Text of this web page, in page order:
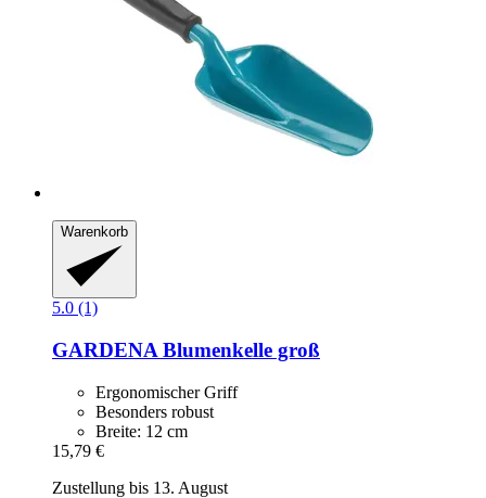
Warenkorb
5.0 (1)
GARDENA Blumenkelle groß
Ergonomischer Griff
Besonders robust
Breite: 12 cm
15,79 €
Zustellung bis 13. August